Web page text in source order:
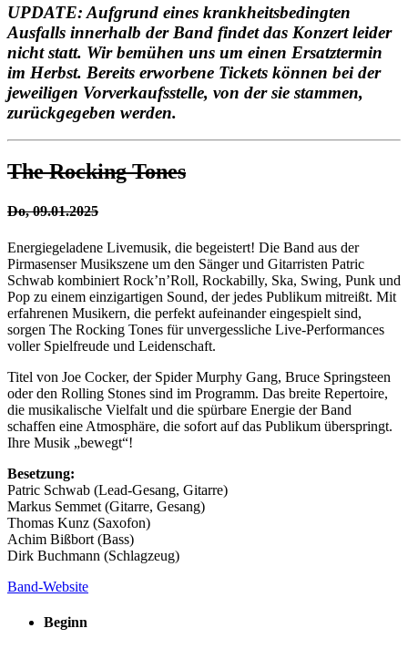
UPDATE: Aufgrund eines krankheitsbedingten
Ausfalls innerhalb der Band findet das Konzert leider
nicht statt. Wir bemühen uns um einen Ersatztermin
im Herbst. Bereits erworbene Tickets können bei der
jeweiligen Vorverkaufsstelle, von der sie stammen,
zurückgegeben werden.
The Rocking Tones
Do, 09.01.2025
Energiegeladene Livemusik, die begeistert! Die Band aus der
Pirmasenser Musikszene um den Sänger und Gitarristen Patric
Schwab kombiniert Rock’n’Roll, Rockabilly, Ska, Swing, Punk und
Pop zu einem einzigartigen Sound, der jedes Publikum mitreißt. Mit
erfahrenen Musikern, die perfekt aufeinander eingespielt sind,
sorgen The Rocking Tones für unvergessliche Live-Performances
voller Spielfreude und Leidenschaft.
Titel von Joe Cocker, der Spider Murphy Gang, Bruce Springsteen
oder den Rolling Stones sind im Programm. Das breite Repertoire,
die musikalische Vielfalt und die spürbare Energie der Band
schaffen eine Atmosphäre, die sofort auf das Publikum überspringt.
Ihre Musik „bewegt“!
Besetzung:
Patric Schwab (Lead-Gesang, Gitarre)
Markus Semmet (Gitarre, Gesang)
Thomas Kunz (Saxofon)
Achim Bißbort (Bass)
Dirk Buchmann (Schlagzeug)
Band-Website
Beginn